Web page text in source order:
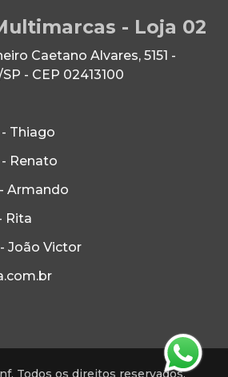
- Loja 02
Caetano Alvares, 5151 -
- CEP 02413100
Thiago
Renato
Armando
Rita
João Victor
Todos os direitos reservados.